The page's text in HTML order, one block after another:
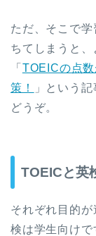
ただ、そこで
ちてしまうと、
「 TOEICの点
策！
」という
どうぞ。
TOEICと英
それぞれ目的
検は学生向けで